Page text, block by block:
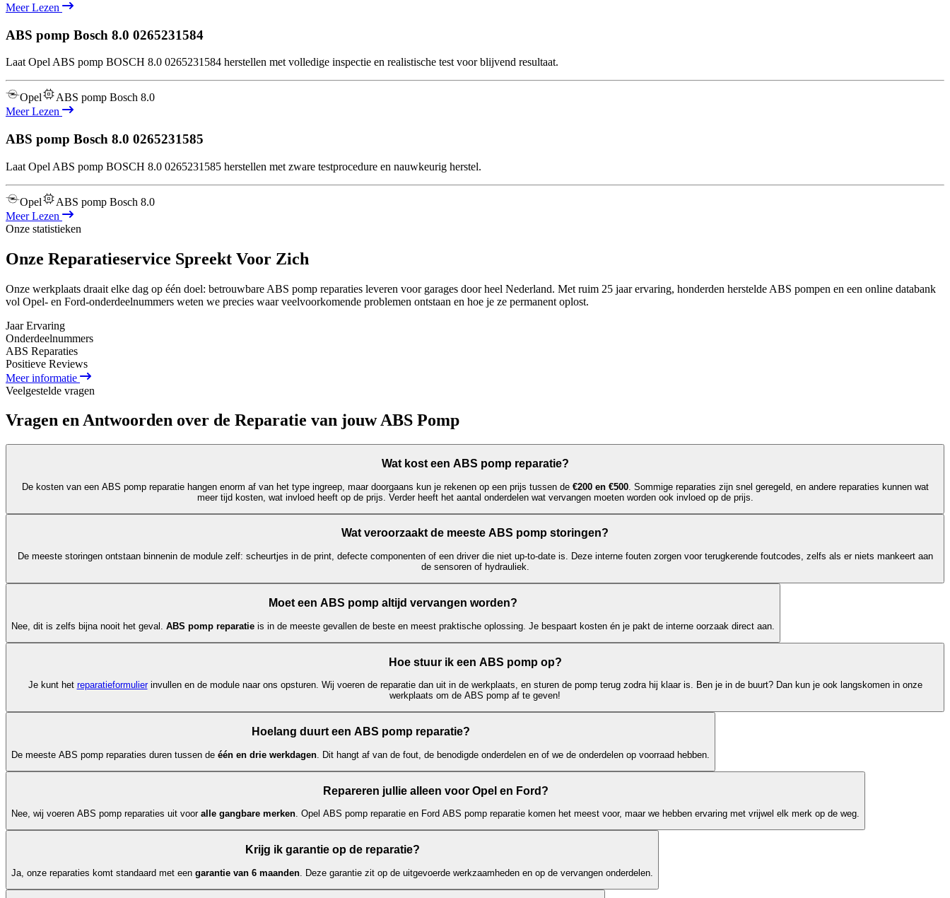
Meer Lezen
ABS pomp Bosch 8.0 0265231584
Laat Opel ABS pomp BOSCH 8.0 0265231584 herstellen met volledige inspectie en realistische test voor blijvend resultaat.
Opel
ABS pomp Bosch 8.0
Meer Lezen
ABS pomp Bosch 8.0 0265231585
Laat Opel ABS pomp BOSCH 8.0 0265231585 herstellen met zware testprocedure en nauwkeurig herstel.
Opel
ABS pomp Bosch 8.0
Meer Lezen
Onze statistieken
Onze Reparatieservice Spreekt Voor Zich
Onze werkplaats draait elke dag op één doel: betrouwbare ABS pomp reparaties leveren voor garages door heel Nederland. Met ruim 25 jaar ervaring, honderden herstelde ABS pompen en een online databank
vol Opel- en Ford-onderdeelnummers weten we precies waar veelvoorkomende problemen ontstaan en hoe je ze permanent oplost.
Jaar Ervaring
Onderdeelnummers
ABS Reparaties
Positieve Reviews
Meer informatie
Veelgestelde vragen
Vragen en Antwoorden over de Reparatie van jouw ABS Pomp
Wat kost een ABS pomp reparatie?
De kosten van een ABS pomp reparatie hangen enorm af van het type ingreep, maar doorgaans kun je rekenen op een prijs tussen de €200 en €500. Sommige reparaties zijn snel geregeld, en andere reparaties kunnen wat
meer tijd kosten, wat invloed heeft op de prijs. Verder heeft het aantal onderdelen wat vervangen moeten worden ook invloed op de prijs.
Wat veroorzaakt de meeste ABS pomp storingen?
De meeste storingen ontstaan binnenin de module zelf: scheurtjes in de print, defecte componenten of een driver die niet up-to-date is. Deze interne fouten zorgen voor terugkerende foutcodes, zelfs als er niets mankeert aan
de sensoren of hydrauliek.
Moet een ABS pomp altijd vervangen worden?
Nee, dit is zelfs bijna nooit het geval. ABS pomp reparatie is in de meeste gevallen de beste en meest praktische oplossing. Je bespaart kosten én je pakt de interne oorzaak direct aan.
Hoe stuur ik een ABS pomp op?
Je kunt het reparatieformulier invullen en de module naar ons opsturen. Wij voeren de reparatie dan uit in de werkplaats, en sturen de pomp terug zodra hij klaar is. Ben je in de buurt? Dan kun je ook langskomen in onze
werkplaats om de ABS pomp af te geven!
Hoelang duurt een ABS pomp reparatie?
De meeste ABS pomp reparaties duren tussen de één en drie werkdagen . Dit hangt af van de fout, de benodigde onderdelen en of we de onderdelen op voorraad hebben.
Repareren jullie alleen voor Opel en Ford?
Nee, wij voeren ABS pomp reparaties uit voor alle gangbare merken. Opel ABS pomp reparatie en Ford ABS pomp reparatie komen het meest voor, maar we hebben ervaring met vrijwel elk merk op de weg.
Krijg ik garantie op de reparatie?
Ja, onze reparaties komt standaard met een garantie van 6 maanden . Deze garantie zit op de uitgevoerde werkzaamheden en op de vervangen onderdelen.